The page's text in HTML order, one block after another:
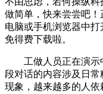
做简单，快来尝尝吧
电脑或手机浏览器中
免得费下载啦。
工做人员正在演示
段对话的内容涉及日
现象，越来越多的人